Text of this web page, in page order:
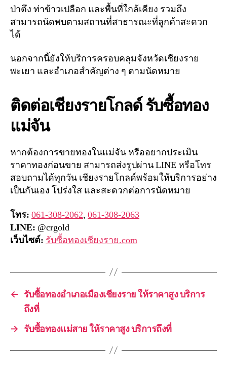
ป่าตึง ท่าข้าวเปลือก และพื้นที่ใกล้เคียง รวมถึง
สามารถนัดพบตามสถานที่สาธารณะที่ลูกค้าสะดวก
ได้
นอกจากนี้ยังให้บริการครอบคลุมจังหวัดเชียงราย
พะเยา และอำเภอสำคัญต่าง ๆ ตามนัดหมาย
ติดต่อเชียงรายโกลด์ รับซื้อทอง
แม่จัน
หากต้องการขายทองในแม่จัน หรืออยากประเมิน
ราคาทองก่อนขาย สามารถส่งรูปผ่าน LINE หรือโทร
สอบถามได้ทุกวัน เชียงรายโกลด์พร้อมให้บริการอย่าง
เป็นกันเอง โปร่งใส และสะดวกต่อการนัดหมาย
โทร: 061-308-2062, 061-308-2063
LINE: @crgold
เว็บไซต์: รับซื้อทองเชียงราย.com
←
รับซื้อทองอำเภอเมืองเชียงราย ให้ราคาสูง บริการ
ถึงที่
→
รับซื้อทองแม่สาย ให้ราคาสูง บริการถึงที่